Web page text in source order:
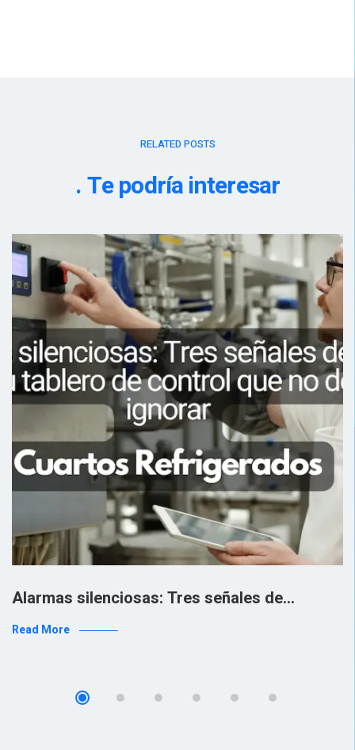
RELATED POSTS
Te podría interesar
Alarmas silenciosas: Tres señales de…
Read More